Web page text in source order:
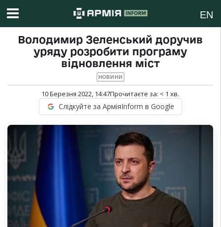
EN
Володимир Зеленський доручив
уряду розробити програму
відновлення міст
НОВИНИ
10 Березня 2022, 14:47Прочитаєте за: < 1 хв.
Слідкуйте за АрміяInform в Google